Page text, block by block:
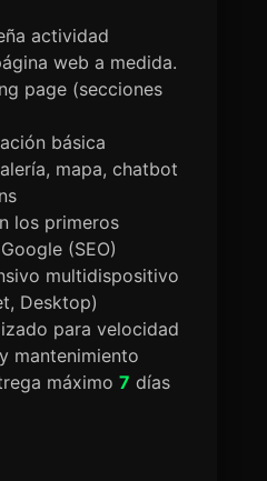
actividad
web a medida.
page (secciones
básica
mapa, chatbot
los primeros
(SEO)
multidispositivo
Desktop)
para velocidad
mantenimiento
máximo 7 días